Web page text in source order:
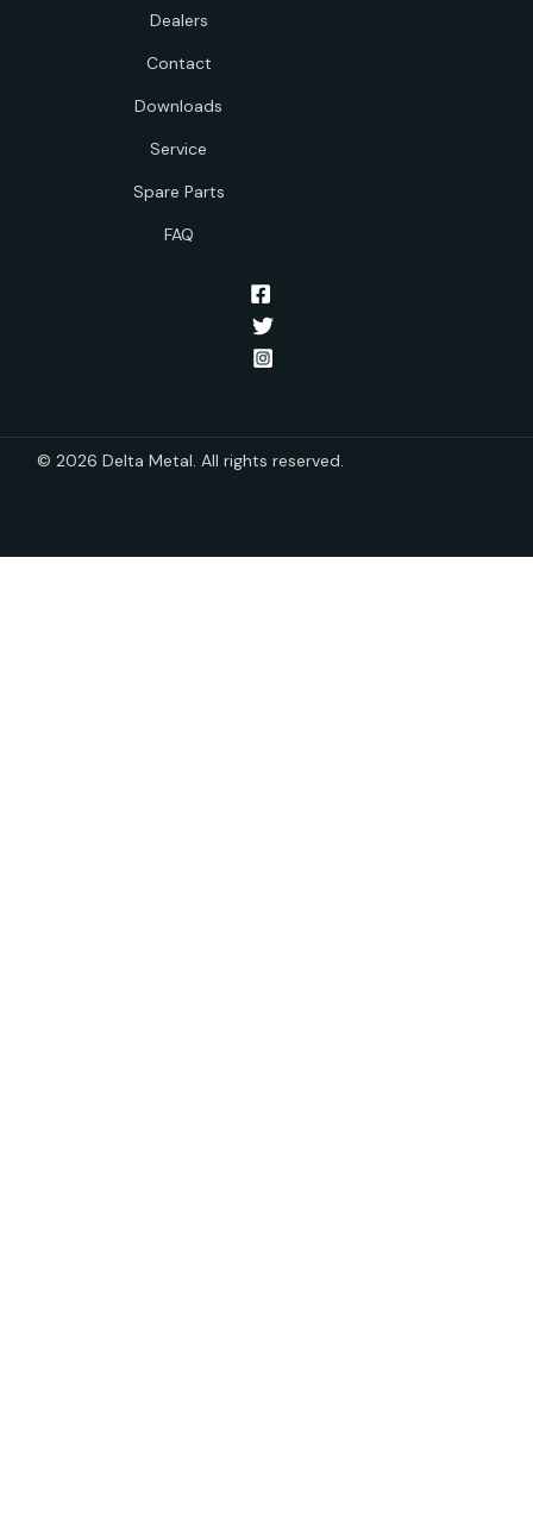
Dealers
Contact
Downloads
Service
Spare Parts
FAQ
© 2026 Delta Metal. All rights reserved.